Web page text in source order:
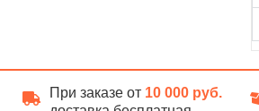
При заказе от 10 000 руб.